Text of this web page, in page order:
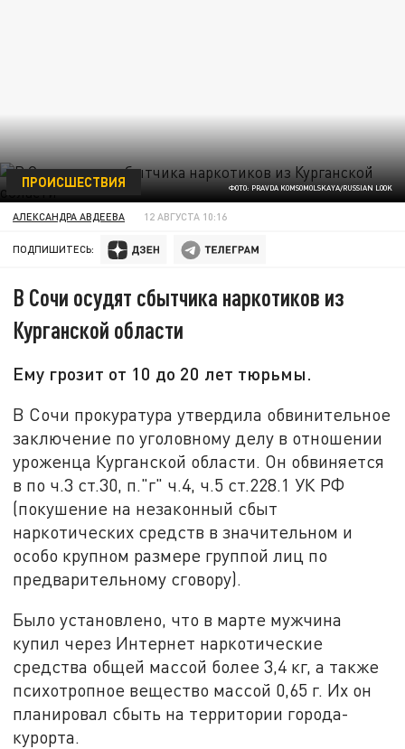
ФОТО: PRAVDA KOMSOMOLSKAYA/RUSSIAN LOOK
ПРОИСШЕСТВИЯ
АЛЕКСАНДРА АВДЕЕВА 12 АВГУСТА 10:16
ПОДПИШИТЕСЬ:
В Сочи осудят сбытчика наркотиков из
Курганской области
Ему грозит от 10 до 20 лет тюрьмы.
В Сочи прокуратура утвердила обвинительное
заключение по уголовному делу в отношении
уроженца Курганской области. Он обвиняется
в по ч.3 ст.30, п."г" ч.4, ч.5 ст.228.1 УК РФ
(покушение на незаконный сбыт
наркотических средств в значительном и
особо крупном размере группой лиц по
предварительному сговору).
Было установлено, что в марте мужчина
купил через Интернет наркотические
средства общей массой более 3,4 кг, а также
психотропное вещество массой 0,65 г. Их он
планировал сбыть на территории города-
курорта.